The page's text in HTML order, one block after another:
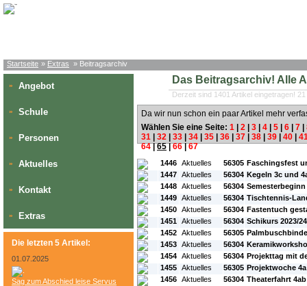
Startseite » Extras » Beitragsarchiv
» Angebot
» Schule
» Personen
» Aktuelles
» Kontakt
» Extras
Die letzten 5 Artikel:
01.07.2025
Sag zum Abschied leise Servus
Das Beitragsarchiv! Alle
Derzeit sind 1401 Artikel eingetragen!
Da wir nun schon ein paar Artikel mehr
Wählen Sie eine Seite: 1 2 3 4 5 6 7
31
32 33 34 35 36 37 38 39 40
64|65|66|67
#L: #ID: #Rubrik:
1446 Aktuelles 56305 Faschingsfest
1447 Aktuelles 56304 Kegeln 3c und
1448 Aktuelles 56304
1449 Aktuelles 56304 Tischtennis-
1450 Aktuelles 56304 Fastentuch
1451 Aktuelles 56304 Schikurs 2023/24
1452 Aktuelles 56305
1453 Aktuelles 56304
1454 Aktuelles 56304 Projekttag mit
1455 Aktuelles 56305 Projektwoche
1456 Aktuelles 56304 Theaterfahrt 4ab